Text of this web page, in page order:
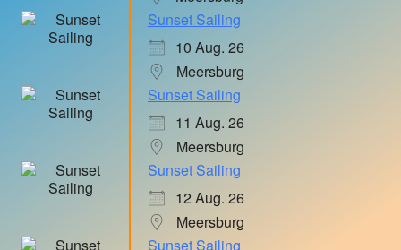
Sunset Sailing
10 Aug. 26
Meersburg
Sunset Sailing
11 Aug. 26
Meersburg
Sunset Sailing
12 Aug. 26
Meersburg
Sunset Sailing